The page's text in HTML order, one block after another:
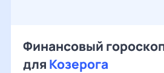
Финансовый
для Козерога